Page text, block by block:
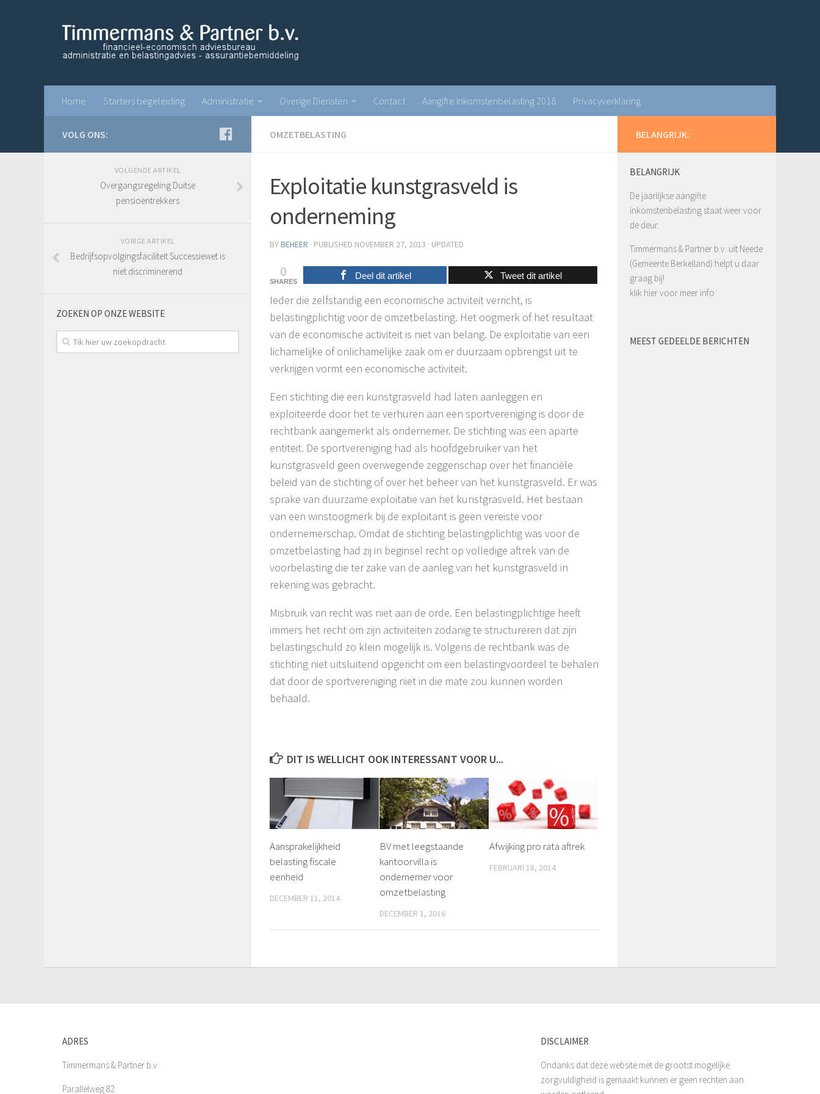
Home Starters begeleiding Administratie Overige Diensten Contact Aangifte Inkomstenbelasting 2018 Privacyverklaring
OMZETBELASTING
Exploitatie kunstgrasveld is
onderneming
BYBEHEER · PUBLISHED NOVEMBER 27, 2013 · UPDATED
0
SHARES
Deel dit artikel Tweet dit artikel
Ieder die zelfstandig een economische activiteit verricht, is
belastingplichtig voor de omzetbelasting. Het oogmerk of het resultaat
van de economische activiteit is niet van belang. De exploitatie van een
lichamelijke of onlichamelijke zaak om er duurzaam opbrengst uit te
verkrijgen vormt een economische activiteit.
Een stichting die een kunstgrasveld had laten aanleggen en
exploiteerde door het te verhuren aan een sportvereniging is door de
rechtbank aangemerkt als ondernemer. De stichting was een aparte
entiteit. De sportvereniging had als hoofdgebruiker van het
kunstgrasveld geen overwegende zeggenschap over het financiële
beleid van de stichting of over het beheer van het kunstgrasveld. Er was
sprake van duurzame exploitatie van het kunstgrasveld. Het bestaan
van een winstoogmerk bij de exploitant is geen vereiste voor
ondernemerschap. Omdat de stichting belastingplichtig was voor de
omzetbelasting had zij in beginsel recht op volledige aftrek van de
voorbelasting die ter zake van de aanleg van het kunstgrasveld in
rekening was gebracht.
Misbruik van recht was niet aan de orde. Een belastingplichtige heeft
immers het recht om zijn activiteiten zodanig te structureren dat zijn
belastingschuld zo klein mogelijk is. Volgens de rechtbank was de
stichting niet uitsluitend opgericht om een belastingvoordeel te behalen
dat door de sportvereniging niet in die mate zou kunnen worden
behaald.
DIT IS WELLICHT OOK INTERESSANT VOOR U...
Aansprakelijkheid
belasting fiscale
eenheid
DECEMBER 11, 2014
BV met leegstaande
kantoorvilla is
ondernemer voor
omzetbelasting
DECEMBER 1, 2016
Afwijking pro rata aftrek
FEBRUARI 18, 2014
VOLG ONS:
VOLGENDE ARTIKEL
Overgangsregeling Duitse
pensioentrekkers
VORIGE ARTIKEL
Bedrijfsopvolgingsfaciliteit Successiewet is
niet discriminerend
ZOEKEN OP ONZE WEBSITE
BELANGRIJK:
BELANGRIJK
De jaarlijkse aangifte
inkomstenbelasting staat weer voor
de deur.
Timmermans & Partner b.v. uit Neede
(Gemeente Berkelland) helpt u daar
graag bij!
klik hier voor meer info
MEEST GEDEELDE BERICHTEN
ADRES
Timmermans & Partner b.v.
Parallelweg 82
DISCLAIMER
Ondanks dat deze website met de grootst mogelijke
zorgvuldigheid is gemaakt kunnen er geen rechten aan